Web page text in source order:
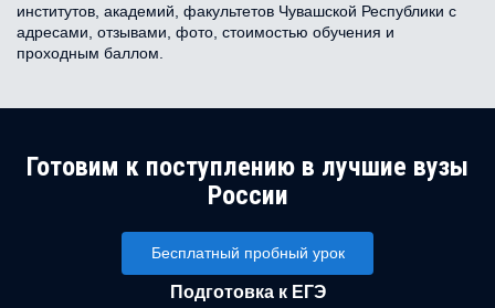
институтов, академий, факультетов Чувашской Республики с
адресами, отзывами, фото, стоимостью обучения и
проходным баллом.
Готовим к поступлению в лучшие вузы
России
Бесплатный пробный урок
Подготовка к ЕГЭ